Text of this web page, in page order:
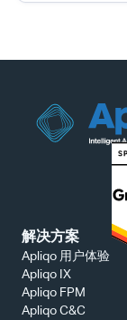
解决方案
Apliqo 用户体验
Apliqo IX
Apliqo FPM
Apliqo C&C